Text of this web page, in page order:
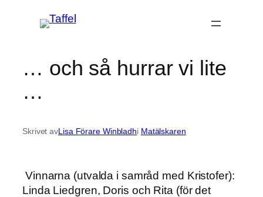
… och så hurrar vi lite
…
Skrivet avLisa Förare Winbladhi Matälskaren
Vinnarna (utvalda i samråd med Kristofer):
Linda Liedgren, Doris och Rita (för det